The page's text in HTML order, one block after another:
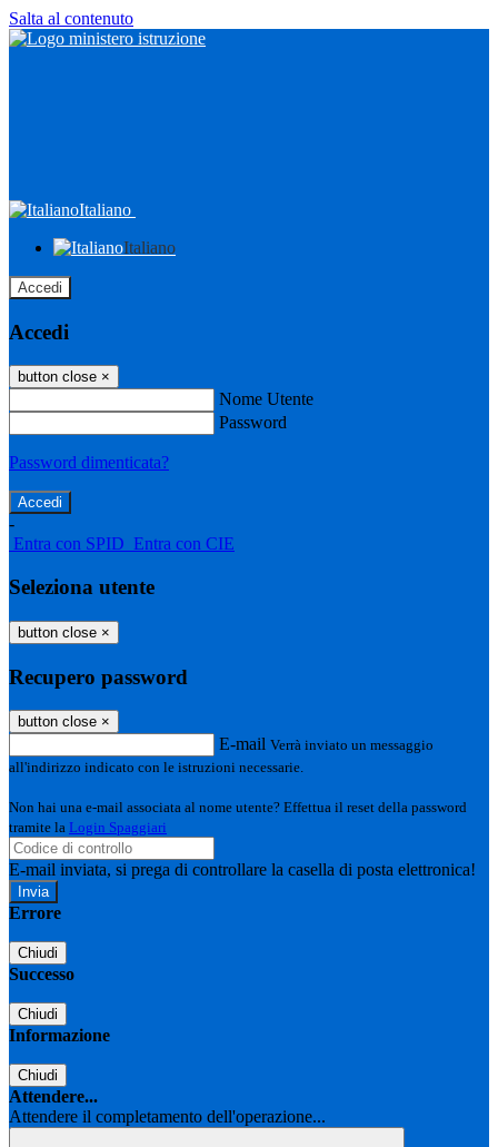
Salta al contenuto
Italiano
Italiano
Accedi
Accedi
button close ×
Nome Utente
Password
Password dimenticata?
-
Entra con SPID Entra con CIE
Seleziona utente
button close ×
Recupero password
button close ×
E-mail Verrà inviato un messaggio
all'indirizzo indicato con le istruzioni necessarie.
Non hai una e-mail associata al nome utente? Effettua il reset della password
tramite la Login Spaggiari
E-mail inviata, si prega di controllare la casella di posta elettronica!
Errore
Chiudi
Successo
Chiudi
Informazione
Chiudi
Attendere...
Attendere il completamento dell'operazione...